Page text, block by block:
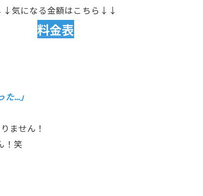
気になる金額はこちら↓↓
料金表
…」
ません！
！笑